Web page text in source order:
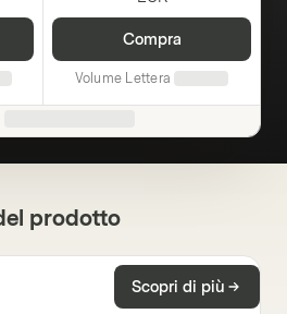
Compra
Volume Lettera
prodotto
Scopri di più